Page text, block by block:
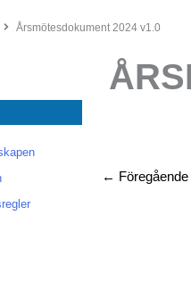
Årsmötesdokument 2024 v1.0
←